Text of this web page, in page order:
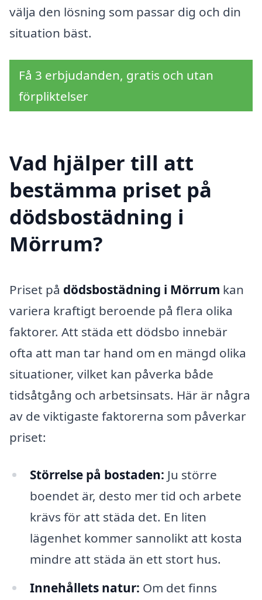
välja den lösning som passar dig och din
situation bäst.
Få 3 erbjudanden, gratis och utan
förpliktelser
Vad hjälper till att
bestämma priset på
dödsbostädning i
Mörrum?
Priset på dödsbostädning i Mörrum kan
variera kraftigt beroende på flera olika
faktorer. Att städa ett dödsbo innebär
ofta att man tar hand om en mängd olika
situationer, vilket kan påverka både
tidsåtgång och arbetsinsats. Här är några
av de viktigaste faktorerna som påverkar
priset:
Störrelse på bostaden: Ju större
boendet är, desto mer tid och arbete
krävs för att städa det. En liten
lägenhet kommer sannolikt att kosta
mindre att städa än ett stort hus.
Innehållets natur: Om det finns